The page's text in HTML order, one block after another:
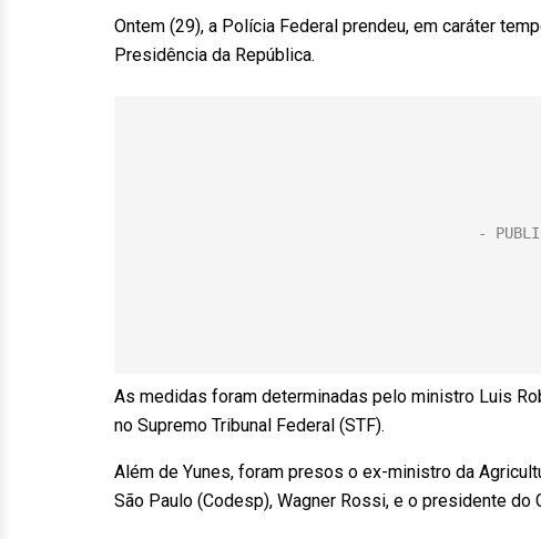
Ontem (29), a Polícia Federal prendeu, em caráter
Presidência da República.
As medidas foram determinadas pelo ministro Luis
no Supremo Tribunal Federal (STF).
Além de Yunes, foram presos o ex-ministro da
São Paulo (Codesp), Wagner Rossi, e o presidente do